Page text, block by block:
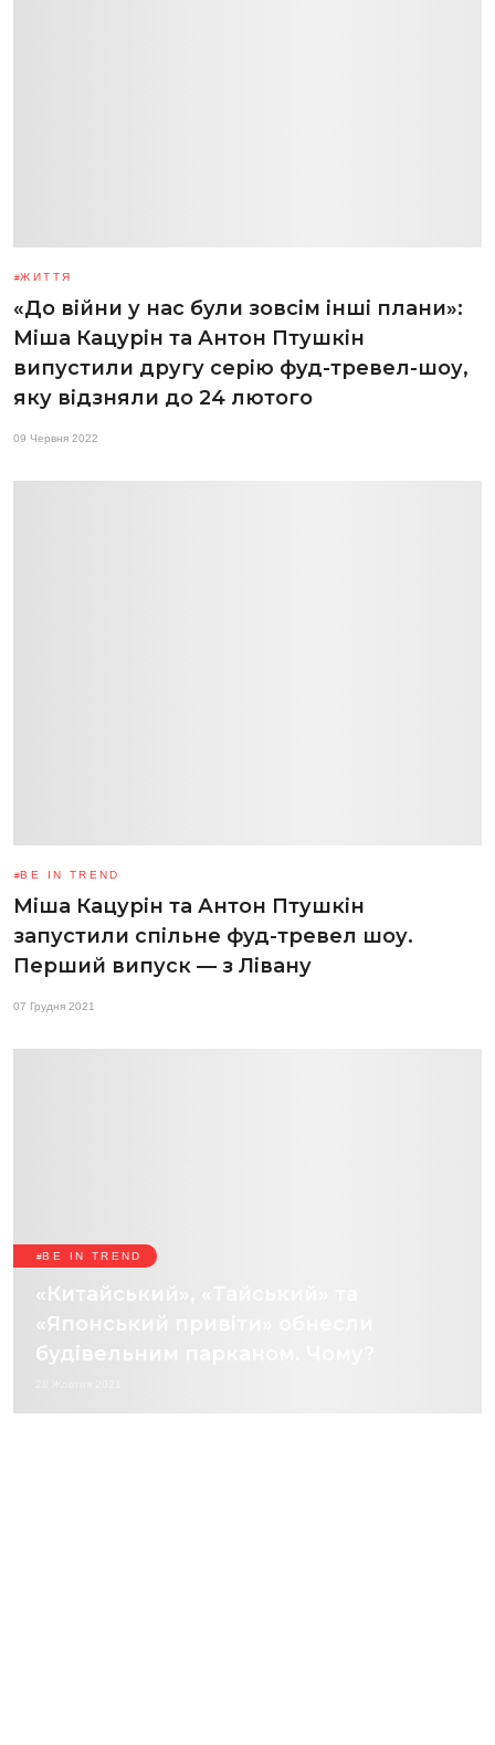
ЖИТТЯ
«До війни у нас були зовсім інші плани»:
Міша Кацурін та Антон Птушкін
випустили другу серію фуд-тревел-шоу,
яку відзняли до 24 лютого
09 Червня 2022
BE IN TREND
Міша Кацурін та Антон Птушкін
запустили спільне фуд-тревел шоу.
Перший випуск — з Лівану
07 Грудня 2021
BE IN TREND
«Китайський», «Тайський» та
«Японський привіти» обнесли
будівельним парканом. Чому?